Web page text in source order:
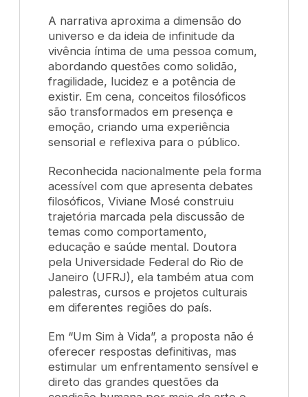
A narrativa aproxima a dimensão do
universo e da ideia de infinitude da
vivência íntima de uma pessoa comum,
abordando questões como solidão,
fragilidade, lucidez e a potência de
existir. Em cena, conceitos filosóficos
são transformados em presença e
emoção, criando uma experiência
sensorial e reflexiva para o público.
Reconhecida nacionalmente pela forma
acessível com que apresenta debates
filosóficos, Viviane Mosé construiu
trajetória marcada pela discussão de
temas como comportamento,
educação e saúde mental. Doutora
pela Universidade Federal do Rio de
Janeiro (UFRJ), ela também atua com
palestras, cursos e projetos culturais
em diferentes regiões do país.
Em “Um Sim à Vida”, a proposta não é
oferecer respostas definitivas, mas
estimular um enfrentamento sensível e
direto das grandes questões da